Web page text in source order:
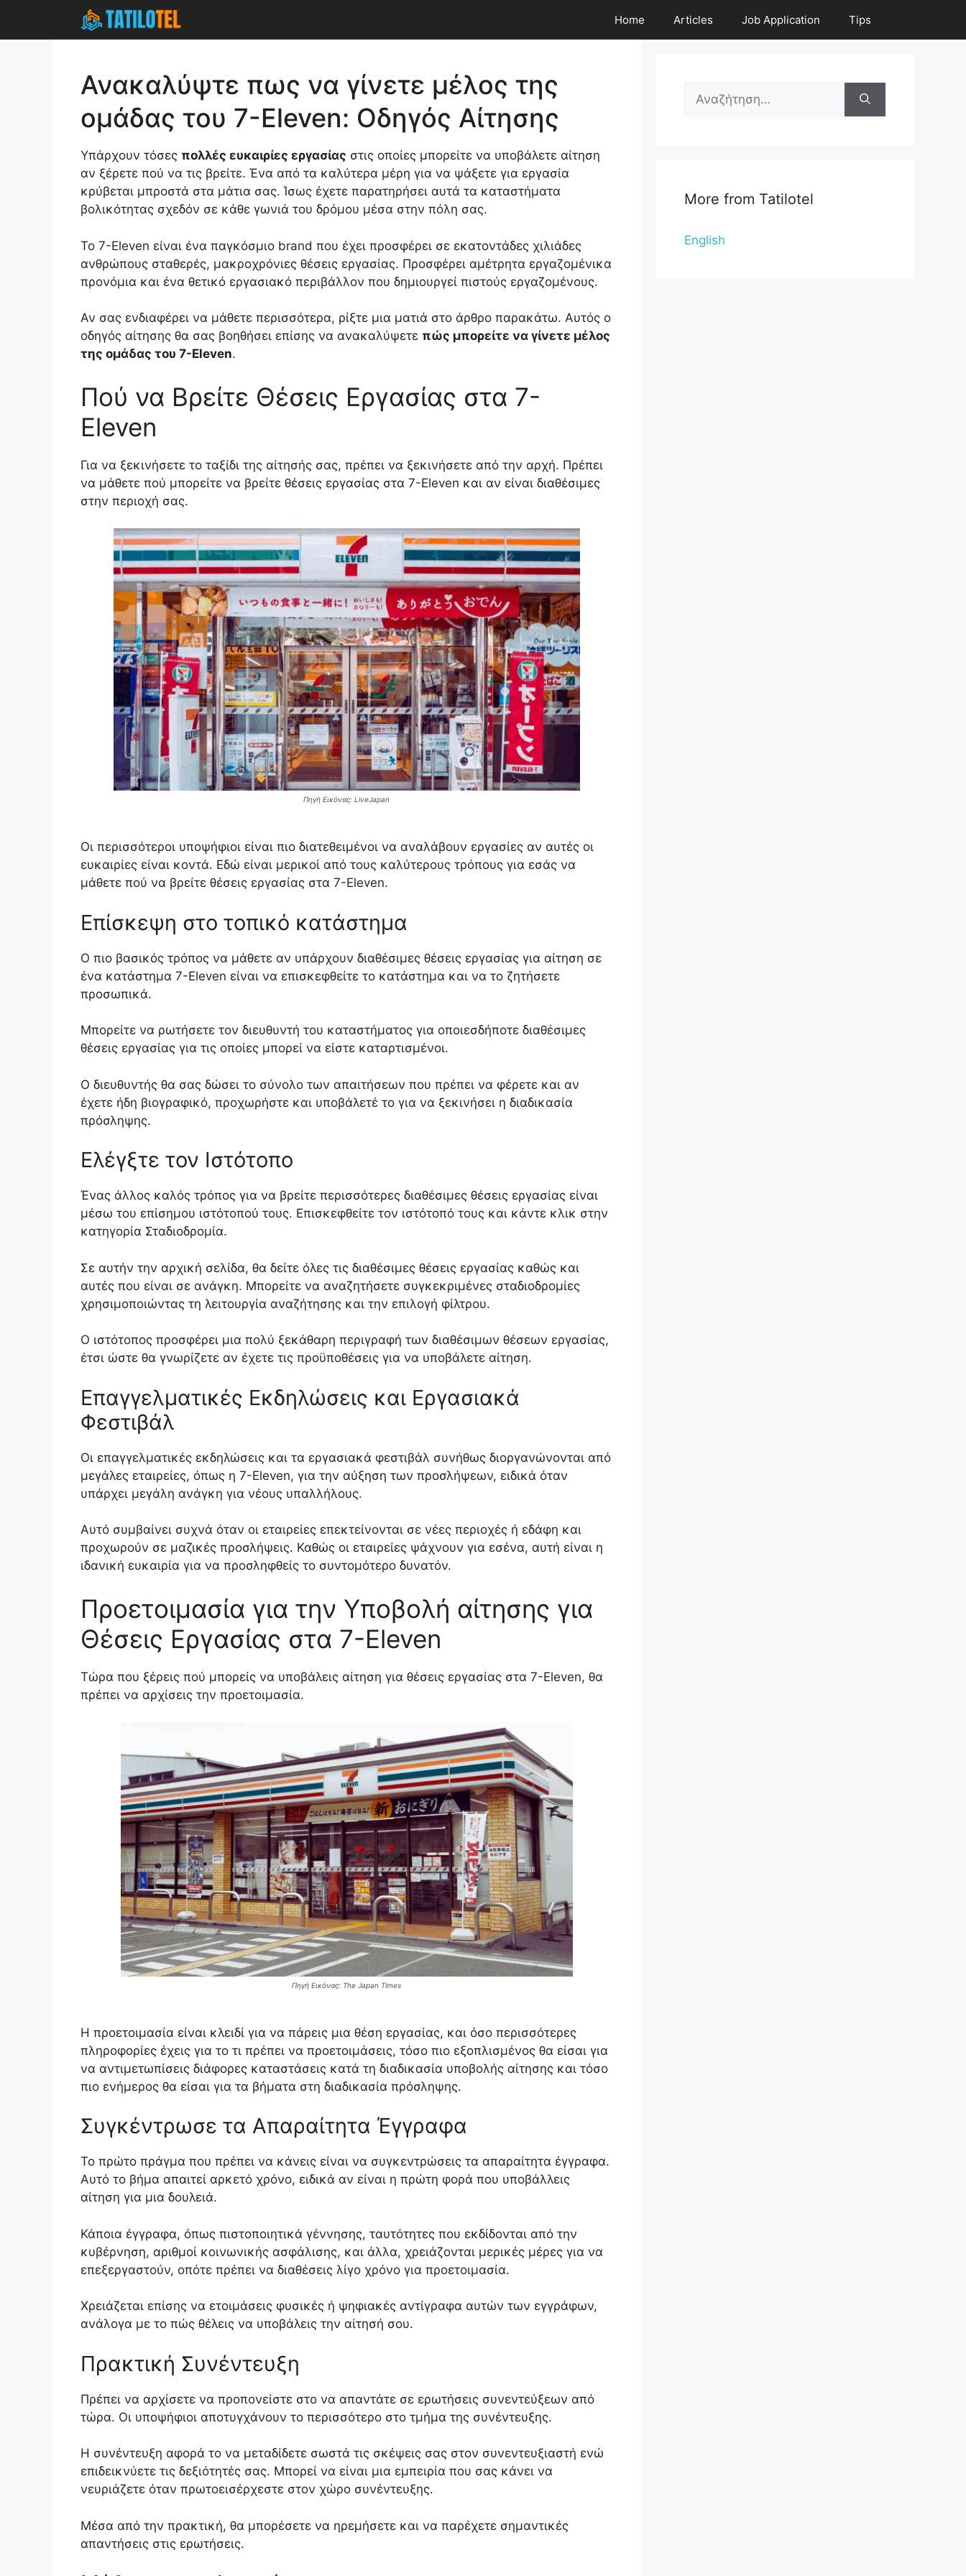
content
Home Articles Job Application Tips
Ανακαλύψτε πως να γίνετε μέλος της
ομάδας του 7-Eleven: Οδηγός Αίτησης
Υπάρχουν τόσες πολλές ευκαιρίες εργασίας στις οποίες μπορείτε να υποβάλετε αίτηση
αν ξέρετε πού να τις βρείτε. Ένα από τα καλύτερα μέρη για να ψάξετε για εργασία
κρύβεται μπροστά στα μάτια σας. Ίσως έχετε παρατηρήσει αυτά τα καταστήματα
βολικότητας σχεδόν σε κάθε γωνιά του δρόμου μέσα στην πόλη σας.
Το 7-Eleven είναι ένα παγκόσμιο brand που έχει προσφέρει σε εκατοντάδες χιλιάδες
ανθρώπους σταθερές, μακροχρόνιες θέσεις εργασίας. Προσφέρει αμέτρητα εργαζομένικα
προνόμια και ένα θετικό εργασιακό περιβάλλον που δημιουργεί πιστούς εργαζομένους.
Αν σας ενδιαφέρει να μάθετε περισσότερα, ρίξτε μια ματιά στο άρθρο παρακάτω. Αυτός ο
οδηγός αίτησης θα σας βοηθήσει επίσης να ανακαλύψετε πώς μπορείτε να γίνετε μέλος
της ομάδας του 7-Eleven.
Πού να Βρείτε Θέσεις Εργασίας στα 7-
Eleven
Για να ξεκινήσετε το ταξίδι της αίτησής σας, πρέπει να ξεκινήσετε από την αρχή. Πρέπει
να μάθετε πού μπορείτε να βρείτε θέσεις εργασίας στα 7-Eleven και αν είναι διαθέσιμες
στην περιοχή σας.
Πηγή Εικόνας: LiveJapan
Οι περισσότεροι υποψήφιοι είναι πιο διατεθειμένοι να αναλάβουν εργασίες αν αυτές οι
ευκαιρίες είναι κοντά. Εδώ είναι μερικοί από τους καλύτερους τρόπους για εσάς να
μάθετε πού να βρείτε θέσεις εργασίας στα 7-Eleven.
Επίσκεψη στο τοπικό κατάστημα
Ο πιο βασικός τρόπος να μάθετε αν υπάρχουν διαθέσιμες θέσεις εργασίας για αίτηση σε
ένα κατάστημα 7-Eleven είναι να επισκεφθείτε το κατάστημα και να το ζητήσετε
προσωπικά.
Μπορείτε να ρωτήσετε τον διευθυντή του καταστήματος για οποιεσδήποτε διαθέσιμες
θέσεις εργασίας για τις οποίες μπορεί να είστε καταρτισμένοι.
Ο διευθυντής θα σας δώσει το σύνολο των απαιτήσεων που πρέπει να φέρετε και αν
έχετε ήδη βιογραφικό, προχωρήστε και υποβάλετέ το για να ξεκινήσει η διαδικασία
πρόσληψης.
Ελέγξτε τον Ιστότοπο
Ένας άλλος καλός τρόπος για να βρείτε περισσότερες διαθέσιμες θέσεις εργασίας είναι
μέσω του επίσημου ιστότοπού τους. Επισκεφθείτε τον ιστότοπό τους και κάντε κλικ στην
κατηγορία Σταδιοδρομία.
Σε αυτήν την αρχική σελίδα, θα δείτε όλες τις διαθέσιμες θέσεις εργασίας καθώς και
αυτές που είναι σε ανάγκη. Μπορείτε να αναζητήσετε συγκεκριμένες σταδιοδρομίες
χρησιμοποιώντας τη λειτουργία αναζήτησης και την επιλογή φίλτρου.
Ο ιστότοπος προσφέρει μια πολύ ξεκάθαρη περιγραφή των διαθέσιμων θέσεων εργασίας,
έτσι ώστε θα γνωρίζετε αν έχετε τις προϋποθέσεις για να υποβάλετε αίτηση.
Επαγγελματικές Εκδηλώσεις και Εργασιακά
Φεστιβάλ
Οι επαγγελματικές εκδηλώσεις και τα εργασιακά φεστιβάλ συνήθως διοργανώνονται από
μεγάλες εταιρείες, όπως η 7-Eleven, για την αύξηση των προσλήψεων, ειδικά όταν
υπάρχει μεγάλη ανάγκη για νέους υπαλλήλους.
Αυτό συμβαίνει συχνά όταν οι εταιρείες επεκτείνονται σε νέες περιοχές ή εδάφη και
προχωρούν σε μαζικές προσλήψεις. Καθώς οι εταιρείες ψάχνουν για εσένα, αυτή είναι η
ιδανική ευκαιρία για να προσληφθείς το συντομότερο δυνατόν.
Προετοιμασία για την Υποβολή αίτησης για
Θέσεις Εργασίας στα 7-Eleven
Τώρα που ξέρεις πού μπορείς να υποβάλεις αίτηση για θέσεις εργασίας στα 7-Eleven, θα
πρέπει να αρχίσεις την προετοιμασία.
Πηγή Εικόνας: The Japan Times
Η προετοιμασία είναι κλειδί για να πάρεις μια θέση εργασίας, και όσο περισσότερες
πληροφορίες έχεις για το τι πρέπει να προετοιμάσεις, τόσο πιο εξοπλισμένος θα είσαι για
να αντιμετωπίσεις διάφορες καταστάσεις κατά τη διαδικασία υποβολής αίτησης και τόσο
πιο ενήμερος θα είσαι για τα βήματα στη διαδικασία πρόσληψης.
Συγκέντρωσε τα Απαραίτητα Έγγραφα
Το πρώτο πράγμα που πρέπει να κάνεις είναι να συγκεντρώσεις τα απαραίτητα έγγραφα.
Αυτό το βήμα απαιτεί αρκετό χρόνο, ειδικά αν είναι η πρώτη φορά που υποβάλλεις
αίτηση για μια δουλειά.
Κάποια έγγραφα, όπως πιστοποιητικά γέννησης, ταυτότητες που εκδίδονται από την
κυβέρνηση, αριθμοί κοινωνικής ασφάλισης, και άλλα, χρειάζονται μερικές μέρες για να
επεξεργαστούν, οπότε πρέπει να διαθέσεις λίγο χρόνο για προετοιμασία.
Χρειάζεται επίσης να ετοιμάσεις φυσικές ή ψηφιακές αντίγραφα αυτών των εγγράφων,
ανάλογα με το πώς θέλεις να υποβάλεις την αίτησή σου.
Πρακτική Συνέντευξη
Πρέπει να αρχίσετε να προπονείστε στο να απαντάτε σε ερωτήσεις συνεντεύξεων από
τώρα. Οι υποψήφιοι αποτυγχάνουν το περισσότερο στο τμήμα της συνέντευξης.
Η συνέντευξη αφορά το να μεταδίδετε σωστά τις σκέψεις σας στον συνεντευξιαστή ενώ
επιδεικνύετε τις δεξιότητές σας. Μπορεί να είναι μια εμπειρία που σας κάνει να
νευριάζετε όταν πρωτοεισέρχεστε στον χώρο συνέντευξης.
Μέσα από την πρακτική, θα μπορέσετε να ηρεμήσετε και να παρέχετε σημαντικές
απαντήσεις στις ερωτήσεις.
Search
More from Tatilotel
English